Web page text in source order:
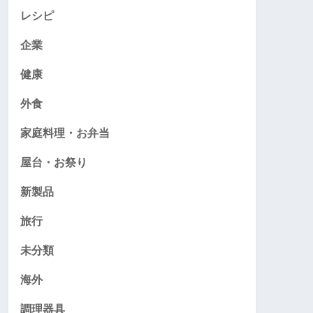
レシピ
企業
健康
外食
家庭料理・お弁当
屋台・お祭り
新製品
旅行
未分類
海外
調理器具